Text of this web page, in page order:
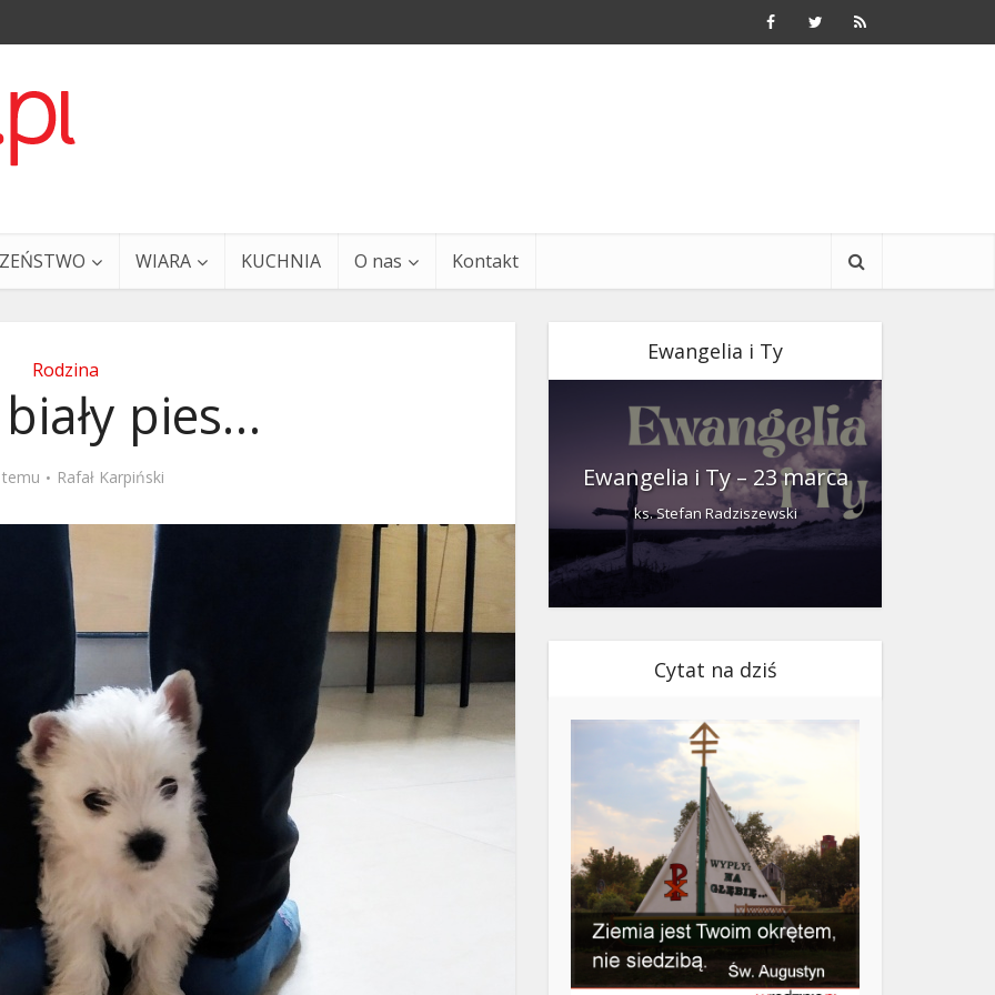
WIARA KUCHNIA O nas Kontakt
Rodzina
pies…
Rafał Karpiński
Ewangelia i Ty
i Ty – 29 grudnia Ewangelia i Ty – 23 marca
ks. Stefan Radziszewski
Cytat na dziś